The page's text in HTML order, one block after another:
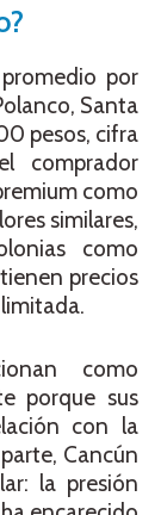
por
Santa
pesos, cifra
comprador
como
similares,
como
precios
como
porque sus
con la
Cancún
la presión